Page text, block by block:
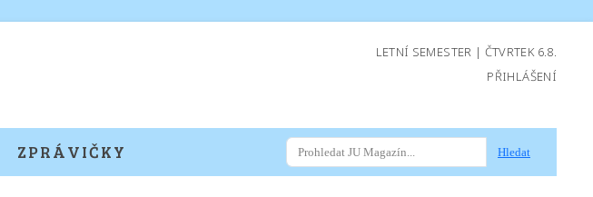
LETNÍ SEMESTER | ČTVRTEK 6.8.
PŘIHLÁŠENÍ
ZPRÁVIČKY Hledat